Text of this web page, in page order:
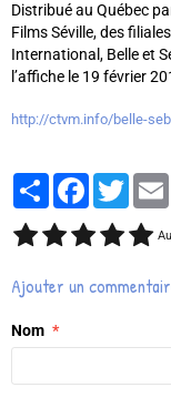
Distribué au Québec
Films Séville, des
International, Belle et
l’affiche le 19 février
http://ctvm.info/belle-
PartagerFacebook
Twitter
Ajouter un
Nom